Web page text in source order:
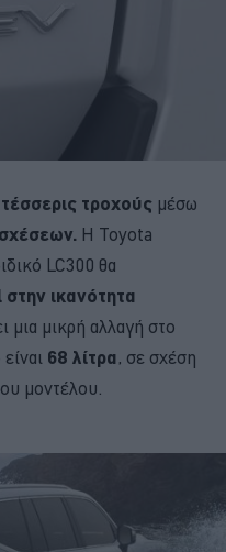
τροχούς μέσω
Η Toyota
LC300 θα
ικανότητα
μια μικρή αλλαγή στο
68 λίτρα, σε σχέση
μοντέλου.